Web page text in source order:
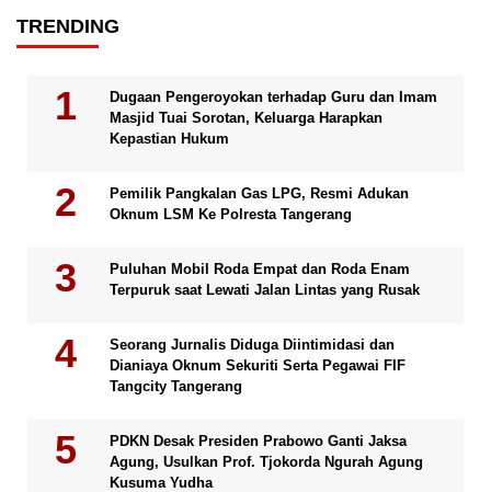
TRENDING
Dugaan Pengeroyokan terhadap Guru dan Imam
Masjid Tuai Sorotan, Keluarga Harapkan
Kepastian Hukum
Pemilik Pangkalan Gas LPG, Resmi Adukan
Oknum LSM Ke Polresta Tangerang
Puluhan Mobil Roda Empat dan Roda Enam
Terpuruk saat Lewati Jalan Lintas yang Rusak
Seorang Jurnalis Diduga Diintimidasi dan
Dianiaya Oknum Sekuriti Serta Pegawai FIF
Tangcity Tangerang
PDKN Desak Presiden Prabowo Ganti Jaksa
Agung, Usulkan Prof. Tjokorda Ngurah Agung
Kusuma Yudha